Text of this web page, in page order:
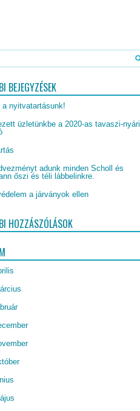
BEJEGYZÉSEK
nyitvatartásunk!
üzletünkbe a 2020-as tavaszi-nyári
adunk minden Scholl és
őszi és téli lábbelinkre.
a járványok ellen
HOZZÁSZÓLÁSOK